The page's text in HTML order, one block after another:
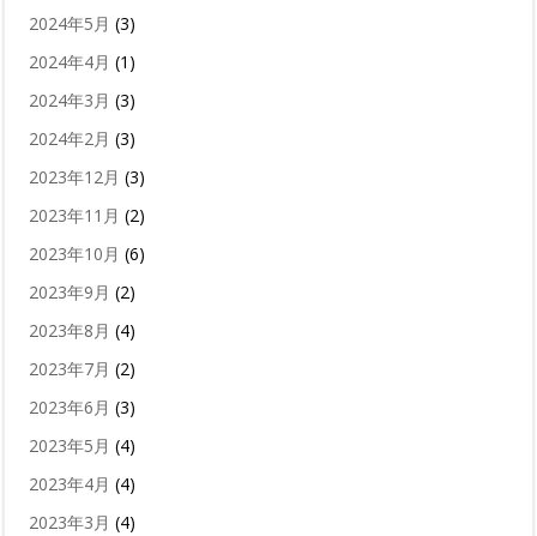
2024年5月 (3)
2024年4月 (1)
2024年3月 (3)
2024年2月 (3)
2023年12月 (3)
2023年11月 (2)
2023年10月 (6)
2023年9月 (2)
2023年8月 (4)
2023年7月 (2)
2023年6月 (3)
2023年5月 (4)
2023年4月 (4)
2023年3月 (4)